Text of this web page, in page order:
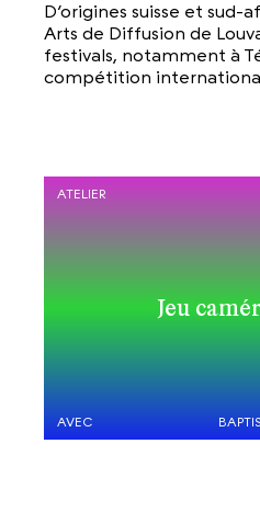
D’origines suisse et
Arts de Diffusion de
festivals, notamment à
compétition
Jeu
ATELIER
AVEC